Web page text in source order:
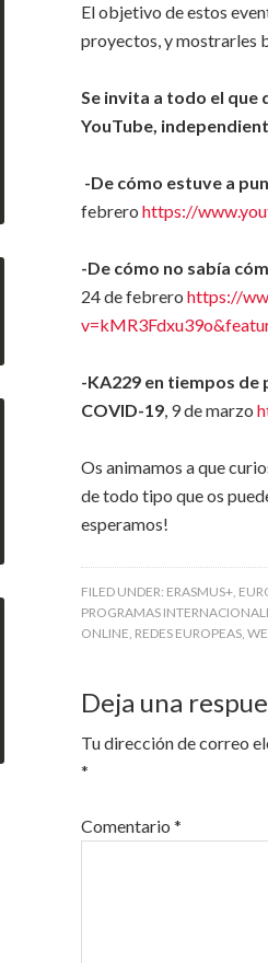
El objetivo de estos
proyectos, y mostrarles
Se invita a todo el
YouTube,
-De cómo estuve a
febrero https://
-De cómo no sabía
24 de febrero https://
-KA229 en tiempos
COVID-19, 9 de marzo
Os animamos a que
de todo tipo que os
esperamos!
FILED UNDER: ERASMUS+,
PROGRAMAS
ONLINE, REDES EUROPEAS,
Deja una
Tu dirección de correo
*
Comentario *